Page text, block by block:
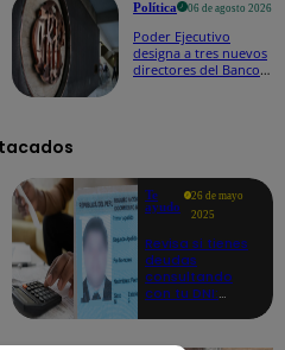
Política 06 de agosto 2026
Poder Ejecutivo
designa a tres nuevos
directores del Banco
Te
ayudo
26 de mayo
2025
Revisa si tienes
deudas
consultando
con tu DNI: